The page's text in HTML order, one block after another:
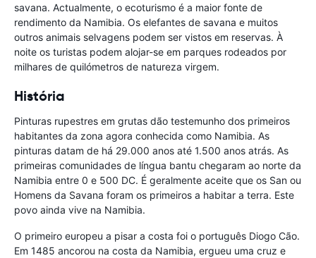
savana. Actualmente, o ecoturismo é a maior fonte de
rendimento da Namibia. Os elefantes de savana e muitos
outros animais selvagens podem ser vistos em reservas. À
noite os turistas podem alojar-se em parques rodeados por
milhares de quilómetros de natureza virgem.
História
Pinturas rupestres em grutas dão testemunho dos primeiros
habitantes da zona agora conhecida como Namibia. As
pinturas datam de há 29.000 anos até 1.500 anos atrás. As
primeiras comunidades de língua bantu chegaram ao norte da
Namibia entre 0 e 500 DC. É geralmente aceite que os San ou
Homens da Savana foram os primeiros a habitar a terra. Este
povo ainda vive na Namibia.
O primeiro europeu a pisar a costa foi o português Diogo Cão.
Em 1485 ancorou na costa da Namibia, ergueu uma cruz e